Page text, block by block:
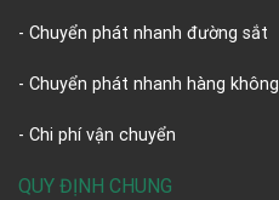
- Chuyển phát nhanh đường sắt
- Chuyển phát nhanh hàng không
- Chi phí vận chuyển
QUY ĐỊNH CHUNG